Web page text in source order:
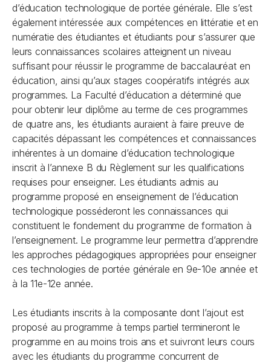
d’éducation technologique de portée générale. Elle s’est
également intéressée aux compétences en littératie et en
numératie des étudiantes et étudiants pour s’assurer que
leurs connaissances scolaires atteignent un niveau
suffisant pour réussir le programme de baccalauréat en
éducation, ainsi qu’aux stages coopératifs intégrés aux
programmes. La Faculté d’éducation a déterminé que
pour obtenir leur diplôme au terme de ces programmes
de quatre ans, les étudiants auraient à faire preuve de
capacités dépassant les compétences et connaissances
inhérentes à un domaine d’éducation technologique
inscrit à l’annexe B du Règlement sur les qualifications
requises pour enseigner. Les étudiants admis au
programme proposé en enseignement de l’éducation
technologique posséderont les connaissances qui
constituent le fondement du programme de formation à
l’enseignement. Le programme leur permettra d’apprendre
les approches pédagogiques appropriées pour enseigner
ces technologies de portée générale en 9e-10e année et
à la 11e-12e année.
Les étudiants inscrits à la composante dont l’ajout est
proposé au programme à temps partiel termineront le
programme en au moins trois ans et suivront leurs cours
avec les étudiants du programme concurrent de